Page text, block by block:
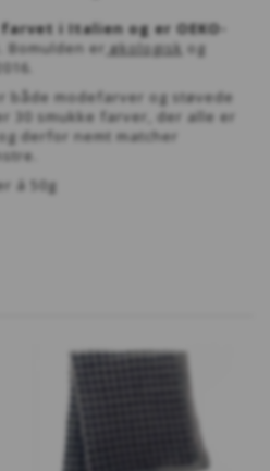
i Italien og er OEKO-
. Bomulden er økologisk og
både modefarver og støvede
30 smukke farver, der alle er
derfor nemt matcher
á 50g